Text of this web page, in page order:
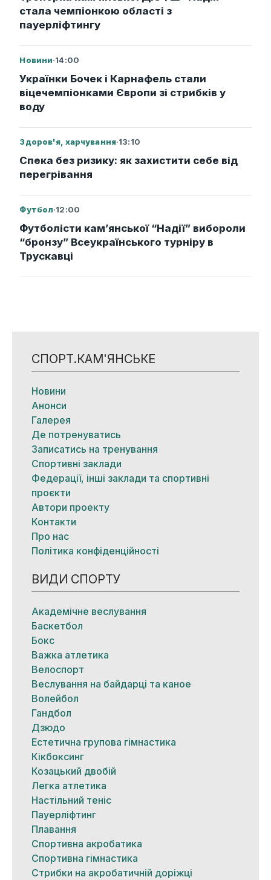
стала чемпіонкою області з
пауерліфтингу
Новини·14:00
Українки Бочек і Карнафель стали
віцечемпіонками Європи зі стрибків у
воду
Здоров'я, харчування·13:10
Спека без ризику: як захистити себе від
перегрівання
Футбол·12:00
Футболісти кам’янської “Надії” вибороли
“бронзу” Всеукраїнського турніру в
Трускавці
СПОРТ.КАМ'ЯНСЬКЕ
Новини
Анонси
Галерея
Де потренуватись
Записатись на тренування
Спортивні заклади
Федерації, інші заклади та спортивні
проєкти
Автори проекту
Контакти
Про нас
Політика конфіденційності
ВИДИ СПОРТУ
Академічне веслування
Баскетбол
Бокс
Важка атлетика
Велоспорт
Веслування на байдарці та каное
Волейбол
Гандбол
Дзюдо
Естетична групова гімнастика
Кікбоксинг
Козацький двобій
Легка атлетика
Настільний теніс
Пауерліфтинг
Плавання
Спортивна акробатика
Спортивна гімнастика
Стрибки на акробатичній доріжці